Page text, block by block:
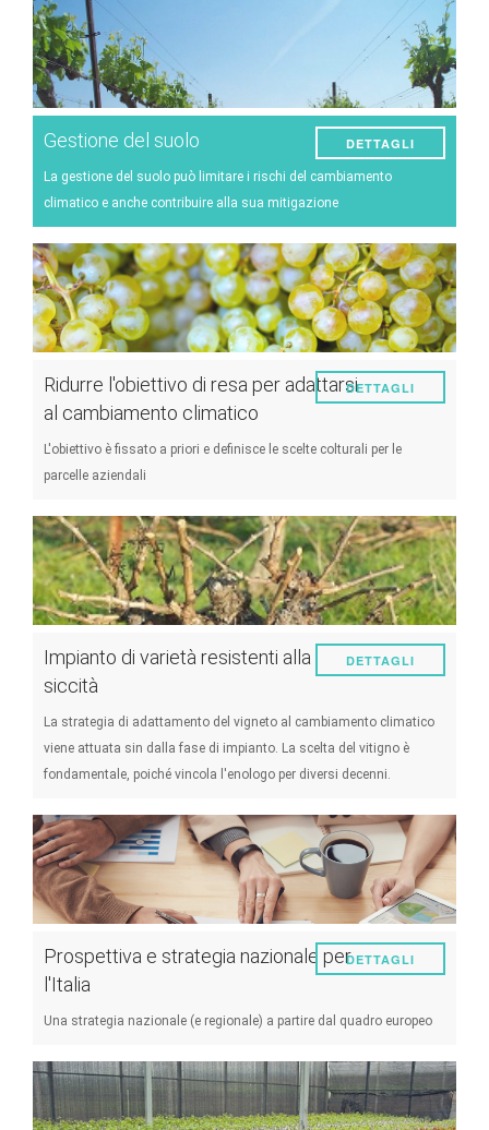
Gestione del suolo
La gestione del suolo può limitare i rischi del cambiamento
climatico e anche contribuire alla sua mitigazione
DETTAGLI
Ridurre l'obiettivo di resa per adattarsi
al cambiamento climatico
L'obiettivo è fissato a priori e definisce le scelte colturali per le
parcelle aziendali
DETTAGLI
Impianto di varietà resistenti alla
siccità
La strategia di adattamento del vigneto al cambiamento climatico
viene attuata sin dalla fase di impianto. La scelta del vitigno è
fondamentale, poiché vincola l'enologo per diversi decenni.
DETTAGLI
Prospettiva e strategia nazionale per
l'Italia
Una strategia nazionale (e regionale) a partire dal quadro europeo
DETTAGLI